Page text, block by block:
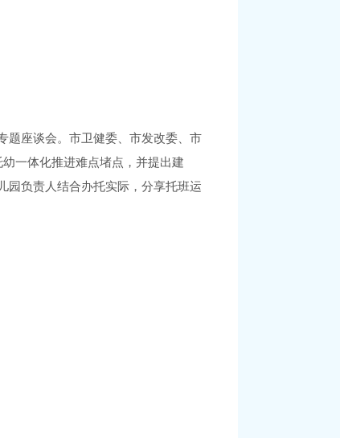
题座谈会。 市卫健委、市发改委、市
幼一体化推进难点堵点， 并提出建
园负责人结合办托实际， 分享托班运